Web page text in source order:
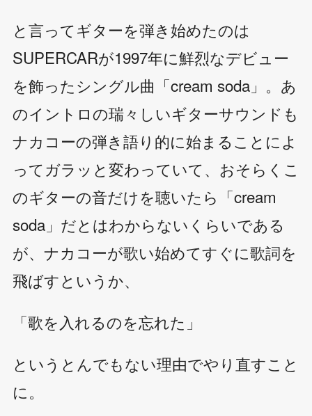
と言ってギターを弾き始めたのは
SUPERCARが1997年に鮮烈なデビュー
を飾ったシングル曲「cream soda」。あ
のイントロの瑞々しいギターサウンドも
ナカコーの弾き語り的に始まることによ
ってガラッと変わっていて、おそらくこ
のギターの音だけを聴いたら「cream
soda」だとはわからないくらいである
が、ナカコーが歌い始めてすぐに歌詞を
飛ばすというか、
「歌を入れるのを忘れた」
というとんでもない理由でやり直すこと
に。